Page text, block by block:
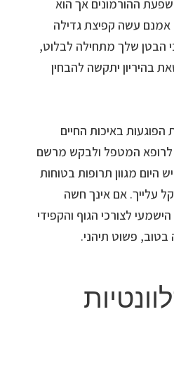
ההורמונים אך הוא
אמנם עשה קפיצת גדילה
הבטן שלך מתחילה לבלוט,
בהיריון יתקשה להבחין
באיכות החיים
המטפל ולבקש מרשם
היום מגוון תרופות בטוחות
עלייך. אם אינך חשה
לצורכי הגוף והקפידי
פשוט תיהני.